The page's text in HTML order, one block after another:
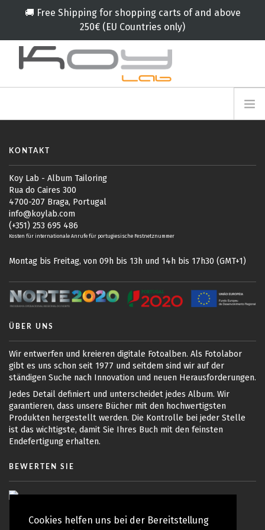
Cookies helfen uns bei der Bereitstellung
🚚 Free Shipping for shopping carts of and above
250€ (EU Countries only)
PARTNERN
PRODUKT
KAMPAGNE
SERVICES
KONTAKT
KONTAKT
Koy Lab - Album Tailoring
Rua do Caires 300
4700-207 Braga, Portugal
info@koylab.com
(+351) 253 695 486
Kosten für internationale Anrufe für portugiesische Festnetznummer
Montag bis Freitag, von 09h bis 13h und 14h bis 17h30 (GMT+1)
ÜBER UNS
Wir entwerfen und kreieren digitale Fotoalben. Als Fotolabor
gibt es uns schon seit 1977 und seitdem sind wir auf der
ständigen Suche nach Innovation und neuen Herausforderungen.
Jedes Detail definiert und unterscheidet jedes Album. Wir
garantieren, dass unsere Bücher mit den hochwertigsten
Produkten hergestellt werden. Die Kontrolle bei jeder Stelle
ist das wichtigste, damit Sie Ihres Buch mit den feinsten
Endefertigung erhalten.
BEWERTEN SIE